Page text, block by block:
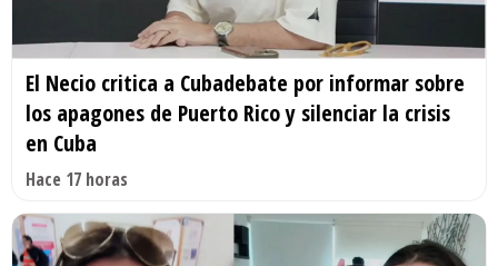
El Necio critica a Cubadebate por informar sobre
los apagones de Puerto Rico y silenciar la crisis
en Cuba
Hace 17 horas